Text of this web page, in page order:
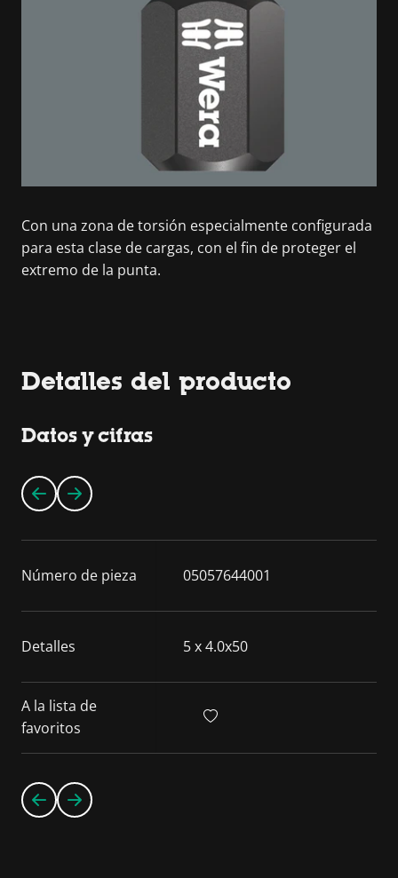
Con una zona de torsión especialmente configurada
para esta clase de cargas, con el fin de proteger el
extremo de la punta.
Detalles del producto
Datos y cifras
Número de pieza 05057644001
Detalles 5 x 4.0x50
A la lista de
favoritos